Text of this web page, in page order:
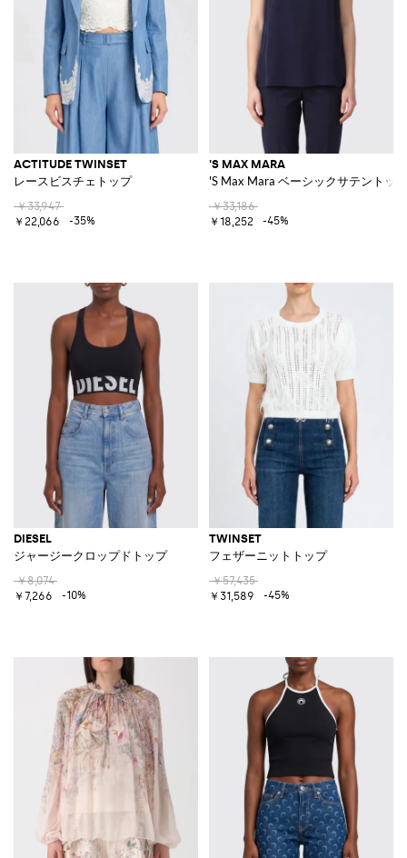
ACTITUDE TWINSET
レースビスチェトップ
￥33,947
￥22,066
-35%
'S MAX MARA
'S Max Mara ベーシックサテントップ
￥33,186
￥18,252
-45%
DIESEL
ジャージークロップドトップ
￥8,074
￥7,266
-10%
TWINSET
フェザーニットトップ
￥57,435
￥31,589
-45%